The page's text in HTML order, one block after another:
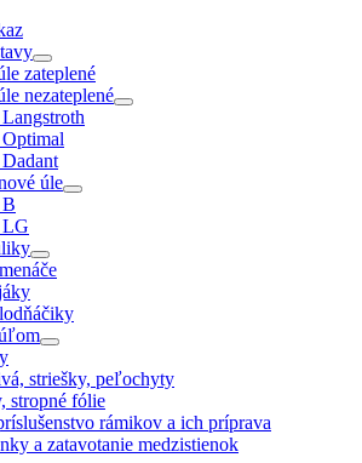
zateplené
nezateplené
úle
striešky, peľochyty
stropné fólie
rámikov a ich príprava
a zatavotanie medzistienok